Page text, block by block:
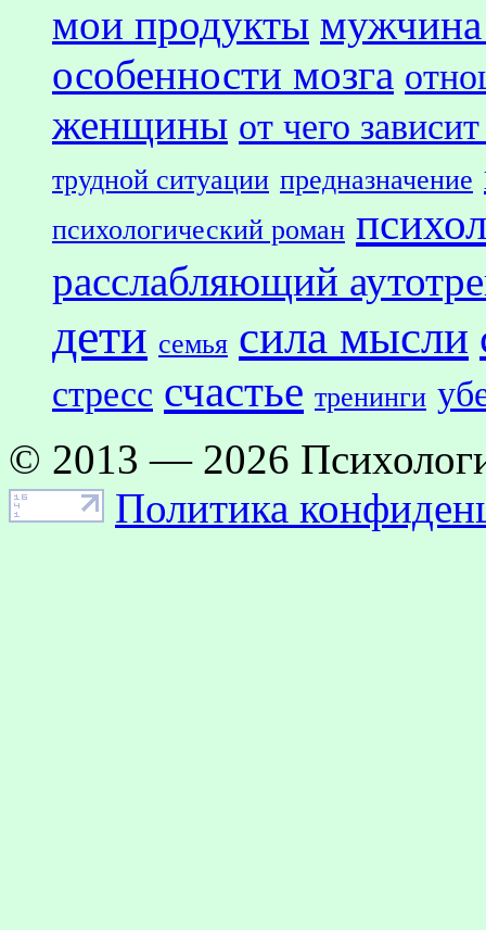
мои продукты
особенности мозга
женщины от чего
трудной ситуации предназначение
психологический роман
расслабляющий
дети семья сила мысли
стресс счастье тренинги
© 2013 — 2026
Политика